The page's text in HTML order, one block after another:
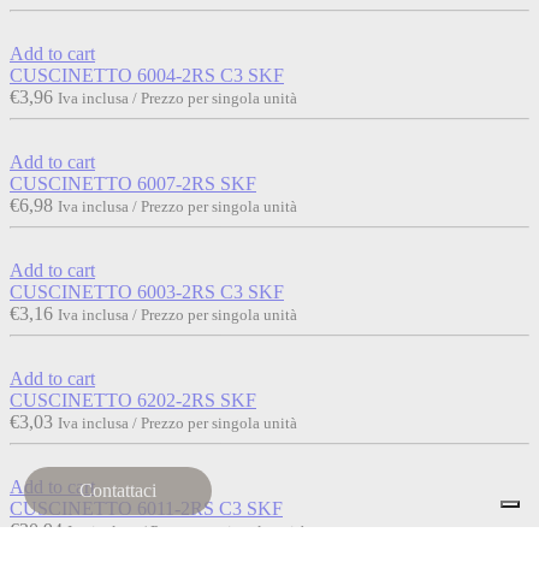
Add to cart
CUSCINETTO 6004-2RS C3 SKF
€3,96 Iva inclusa / Prezzo per singola unità
Add to cart
CUSCINETTO 6007-2RS SKF
€6,98 Iva inclusa / Prezzo per singola unità
Add to cart
CUSCINETTO 6003-2RS C3 SKF
€3,16 Iva inclusa / Prezzo per singola unità
Add to cart
CUSCINETTO 6202-2RS SKF
€3,03 Iva inclusa / Prezzo per singola unità
Add to cart
CUSCINETTO 6011-2RS C3 SKF
€20,94 Iva inclusa / Prezzo per singola unità
Contattaci